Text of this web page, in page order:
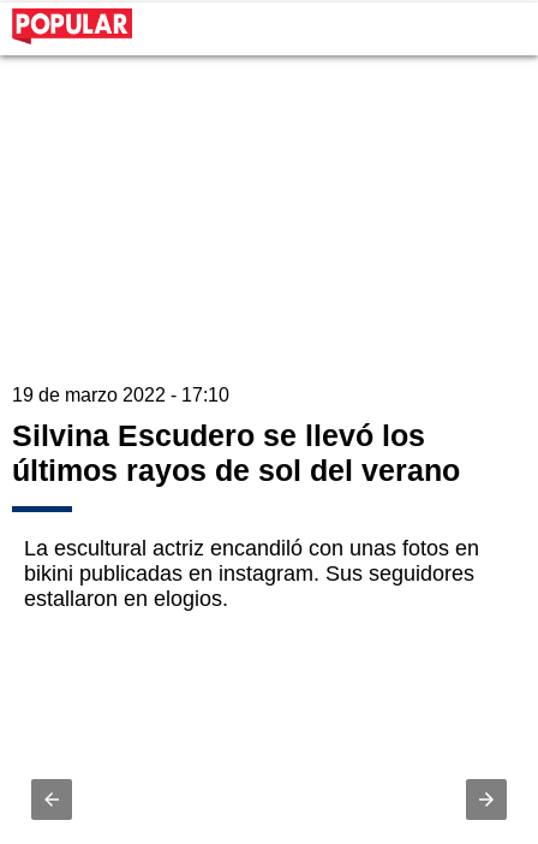
19 de marzo 2022 - 17:10
Silvina Escudero se llevó los
últimos rayos de sol del verano
La escultural actriz encandiló con unas fotos en
bikini publicadas en instagram. Sus seguidores
estallaron en elogios.